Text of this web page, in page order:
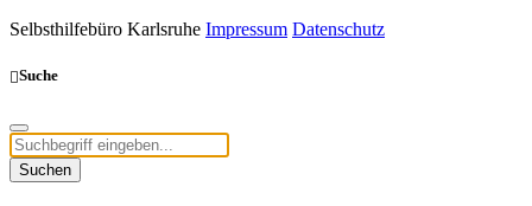
Selbsthilfebüro Karlsruhe Impressum Datenschutz
Suche
Suchen